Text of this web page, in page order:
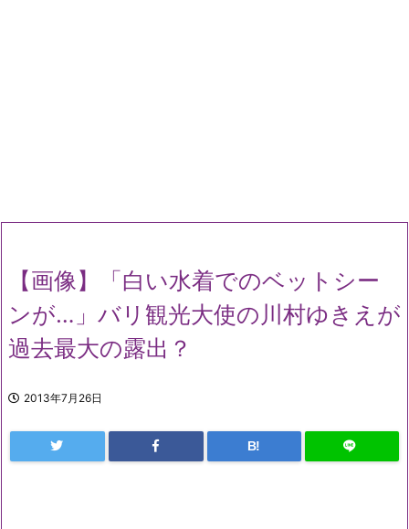
【画像】「白い水着でのベットシー
ンが…」バリ観光大使の川村ゆきえが
過去最大の露出？
2013年7月26日
B!